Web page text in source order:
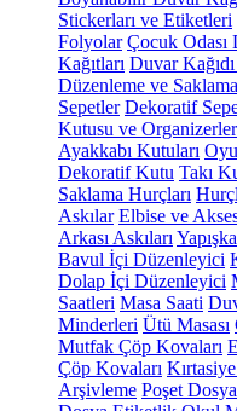
Stickerları ve Etiketleri
Folyolar Çocuk Odası
Kağıtları Duvar Kağıdı
Düzenleme ve Saklama
Sepetler Dekoratif
Kutusu ve
Ayakkabı Kutuları
Dekoratif Kutu Takı
Saklama Hurçları
Askılar Elbise ve
Arkası Askıları
Bavul İçi Düzenleyici
Dolap İçi Düzenleyici
Saatleri Masa Saati
Minderleri Ütü Masası
Mutfak Çöp Kovaları
Çöp Kovaları
Arşivleme Poşet Dosya